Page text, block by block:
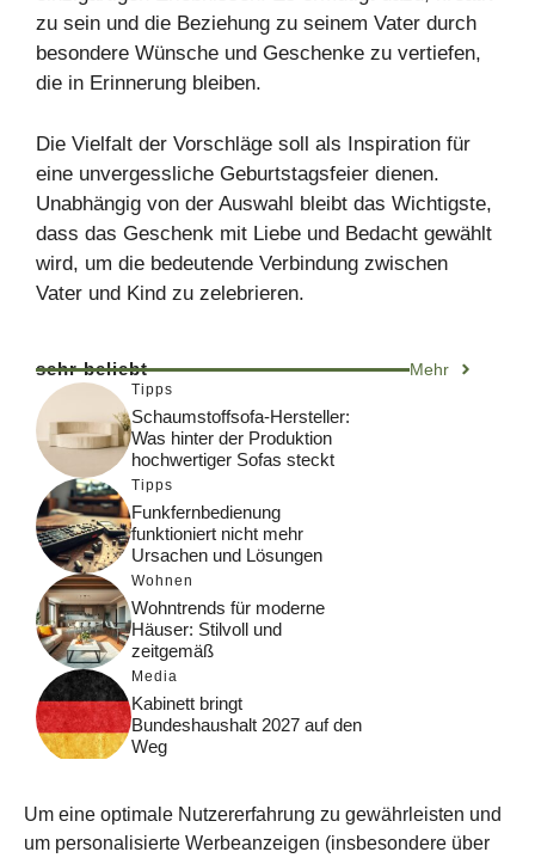
Um eine optimale Nutzererfahrung zu gewährleisten und
um personalisierte Werbeanzeigen (insbesondere über
zu sein und die Beziehung zu seinem Vater durch
besondere Wünsche und Geschenke zu vertiefen,
die in Erinnerung bleiben.
Die Vielfalt der Vorschläge soll als Inspiration für
eine unvergessliche Geburtstagsfeier dienen.
Unabhängig von der Auswahl bleibt das Wichtigste,
dass das Geschenk mit Liebe und Bedacht gewählt
wird, um die bedeutende Verbindung zwischen
Vater und Kind zu zelebrieren.
sehr beliebt Mehr
Tipps
Schaumstoffsofa-Hersteller:
Was hinter der Produktion
hochwertiger Sofas steckt
Tipps
Funkfernbedienung
funktioniert nicht mehr
Ursachen und Lösungen
Wohnen
Wohntrends für moderne
Häuser: Stilvoll und
zeitgemäß
Media
Kabinett bringt
Bundeshaushalt 2027 auf den
Weg
Funktionsweise, Prozesse
und Rankinglogik